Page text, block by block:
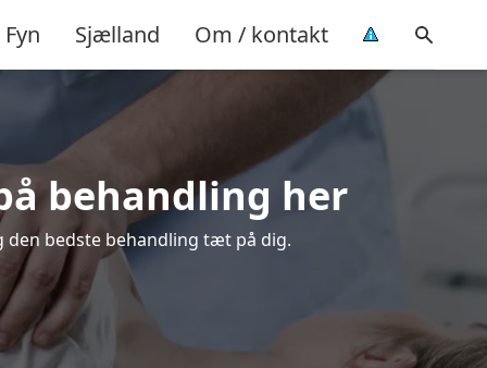
Fyn Sjælland Om / kontakt
behandling her
den bedste behandling tæt på dig.